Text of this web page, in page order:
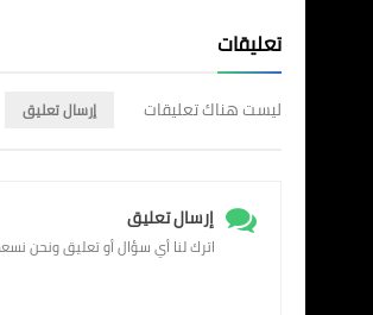
تعليقات
ليست هناك تعليقات إرسال تعليق
إرسال تعليق
اترك لنا أي سؤال أو تعليق ونحن